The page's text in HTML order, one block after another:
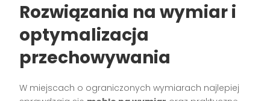
Rozwiązania na wymiar i
optymalizacja
przechowywania
W miejscach o ograniczonych wymiarach najlepiej